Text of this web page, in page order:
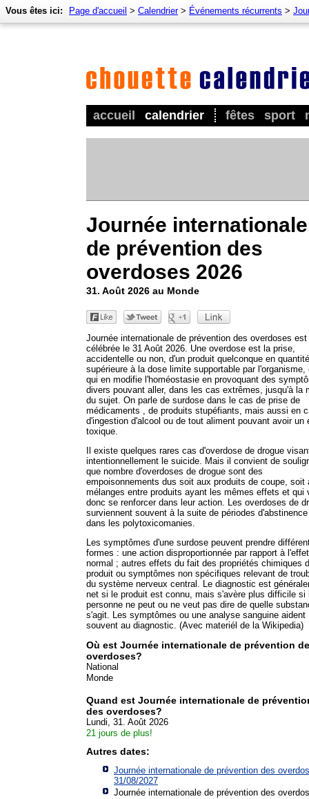
accueil calendrier fêtes sport
Vous êtes ici: Page d'accueil > Calendrier> Événements récurrents >
Journée internationale
de prévention des
overdoses 2026
31. Août 2026 au Monde
Journée internationale de prévention des overdoses est
célébrée le 31 Août 2026. Une overdose est la prise,
accidentelle ou non, d'un produit quelconque en quantité
supérieure à la dose limite supportable par l'organisme,
qui en modifie l'homéostasie en provoquant des
divers pouvant aller, dans les cas extrêmes, jusqu'à la
du sujet. On parle de surdose dans le cas de prise de
médicaments , de produits stupéfiants, mais aussi en
d'ingestion d'alcool ou de tout aliment pouvant avoir un
toxique.
Il existe quelques rares cas d'overdose de drogue
intentionnellement le suicide. Mais il convient de
que nombre d'overdoses de drogue sont des
empoisonnements dus soit aux produits de coupe, soit
mélanges entre produits ayant les mêmes effets et qui
donc se renforcer dans leur action. Les overdoses de
surviennent souvent à la suite de périodes
dans les polytoxicomanies.
Les symptômes d'une surdose peuvent prendre
formes : une action disproportionnée par rapport à l'effet
normal ; autres effets du fait des propriétés chimiques
produit ou symptômes non spécifiques relevant de
du système nerveux central. Le diagnostic est
net si le produit est connu, mais s'avère plus difficile si
personne ne peut ou ne veut pas dire de quelle
s'agit. Les symptômes ou une analyse sanguine aident
souvent au diagnostic. (Avec materiél de la Wikipedia)
Où est Journée internationale de prévention
overdoses?
National
Monde
Quand est Journée internationale de
des overdoses?
Lundi, 31. Août 2026
21 jours de plus!
Autres dates:
Journée internationale de prévention des
31/08/2027
Journée internationale de prévention des